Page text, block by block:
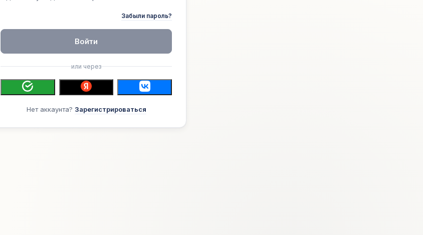
Забыли пароль?
Войти
или через
Нет аккаунта? Зарегистрироваться